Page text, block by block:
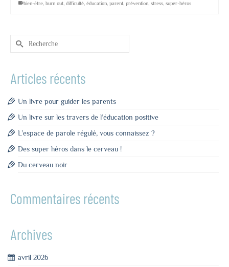
bien-être burn out difficulté éducation parent prévention stress super-héros
Rechercher :
Articles récents
Un livre pour guider les parents
Un livre sur les travers de l’éducation positive
L’espace de parole régulé, vous connaissez ?
Des super héros dans le cerveau !
Du cerveau noir
Commentaires récents
Archives
avril 2026